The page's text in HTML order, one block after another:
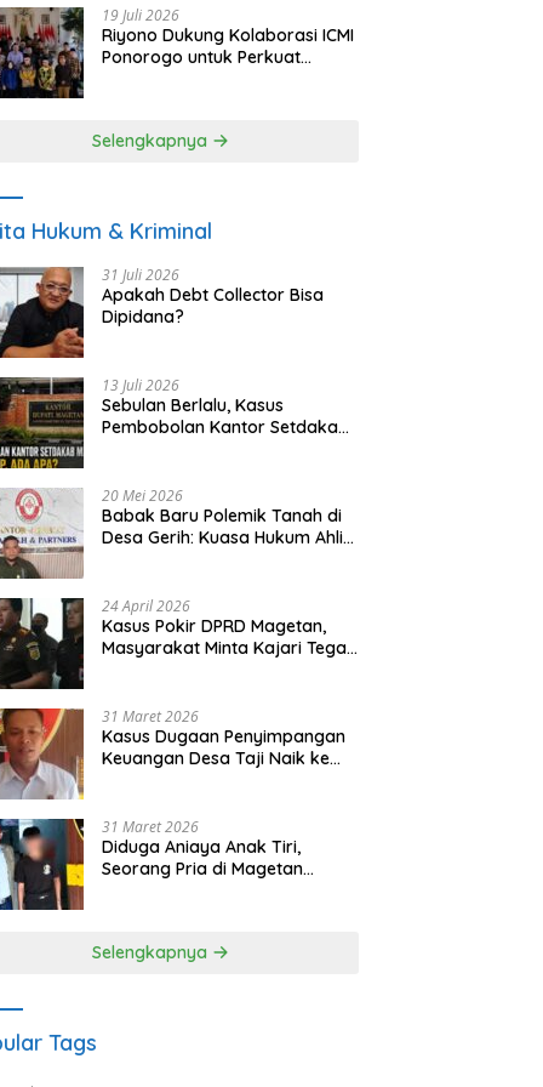
19 Juli 2026
Riyono Dukung Kolaborasi ICMI
Ponorogo untuk Perkuat
Selengkapnya
Hukum & Kriminal
31 Juli 2026
Apakah Debt Collector Bisa
Dipidana?
13 Juli 2026
Sebulan Berlalu, Kasus
Pembobolan Kantor Setdakab
20 Mei 2026
Babak Baru Polemik Tanah di
Desa Gerih: Kuasa Hukum Ahli
24 April 2026
Kasus Pokir DPRD Magetan,
Masyarakat Minta Kajari Tegak
31 Maret 2026
Kasus Dugaan Penyimpangan
Keuangan Desa Taji Naik ke
31 Maret 2026
Diduga Aniaya Anak Tiri,
Seorang Pria di Magetan
Selengkapnya
Tags